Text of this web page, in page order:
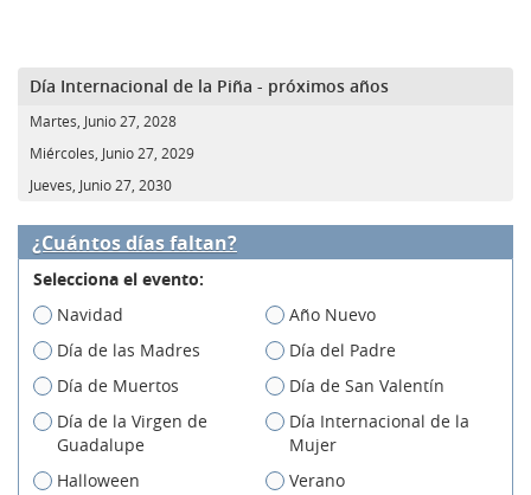
Día Internacional de la Piña - próximos años
Martes, Junio 27, 2028
Miércoles, Junio 27, 2029
Jueves, Junio 27, 2030
¿Cuántos días faltan?
Selecciona el evento:
Navidad
Año Nuevo
Día de las Madres
Día del Padre
Día de Muertos
Día de San Valentín
Día de la Virgen de
Guadalupe
Día Internacional de la
Mujer
Halloween
Verano